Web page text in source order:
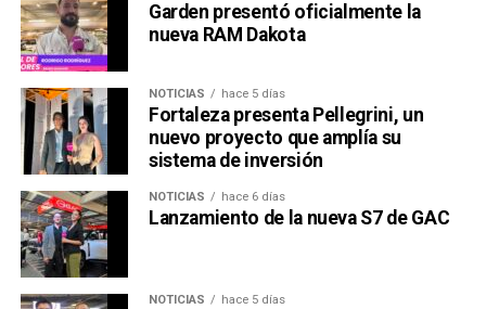
Garden presentó oficialmente la
nueva RAM Dakota
NOTICIAS hace 5 días
Fortaleza presenta Pellegrini, un
nuevo proyecto que amplía su
sistema de inversión
NOTICIAS hace 6 días
Lanzamiento de la nueva S7 de GAC
NOTICIAS hace 5 días